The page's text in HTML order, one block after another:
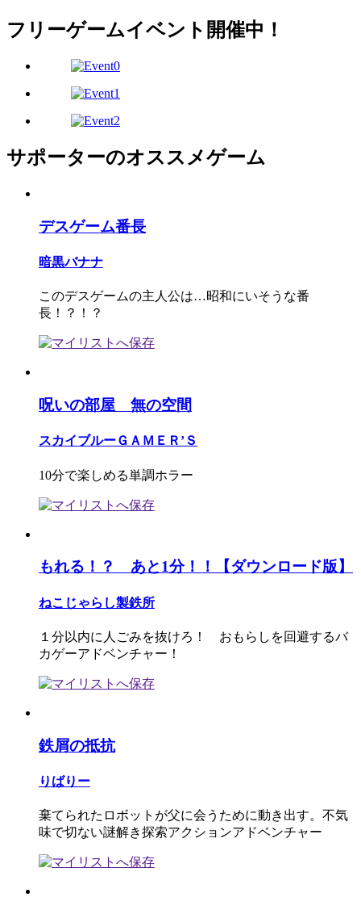
フリーゲームイベント開催中！
サポーターのオススメゲーム
デスゲーム番長
暗黒バナナ
このデスゲームの主人公は…昭和にいそうな番
長！？！？
呪いの部屋 無の空間
スカイブルーＧＡＭＥＲ’Ｓ
10分で楽しめる単調ホラー
もれる！？ あと1分！！【ダウンロード版】
ねこじゃらし製鉄所
１分以内に人ごみを抜けろ！ おもらしを回避するバ
カゲーアドベンチャー！
鉄屑の抵抗
りばりー
棄てられたロボットが父に会うために動き出す。不気
味で切ない謎解き探索アクションアドベンチャー